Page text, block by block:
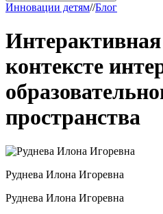
Инновации детям//Блог
контексте
пространства
Руднева Илона Игоревна
Руднева Илона Игоревна